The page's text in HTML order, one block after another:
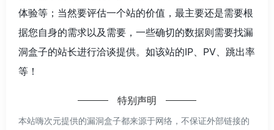
体验等；当然要评估一个站的价值，最主要还是需要根
据您自身的需求以及需要，一些确切的数据则需要找漏
洞盒子的站长进行洽谈提供。如该站的IP、PV、跳出率
等！
特别声明
本站嗨次元提供的漏洞盒子都来源于网络，不保证外部链接的